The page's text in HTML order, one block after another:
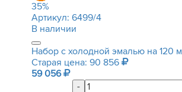
35%
Артикул: 6499/4
В наличии
Набор с холодной эмалью на 120
Старая цена: 90 856
59 056
-